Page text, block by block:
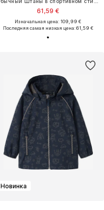
61,59 €
Изначальная цена: 109,99 €
Последняя самая низкая цена:61,59 €
Новинка